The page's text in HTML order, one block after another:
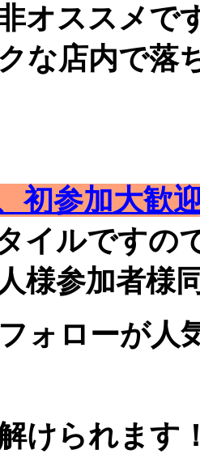
オススメで
な店内で落
初参加大歓
イルですの
様参加者様
ォローが人
けられます